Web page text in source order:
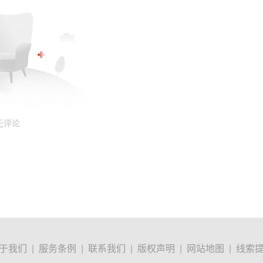
评论
我们 | 服务条例 | 联系我们 | 版权声明 | 网站地图 | 线索